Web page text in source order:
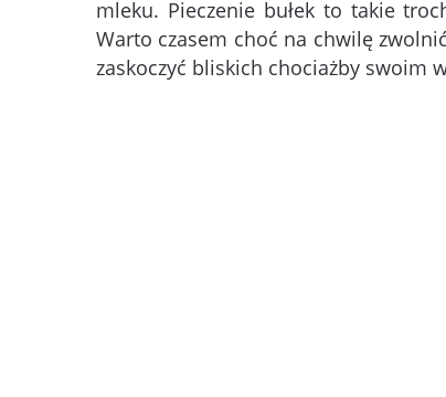
mleku. Pieczenie bułek to takie
Warto czasem choć na chwilę
zaskoczyć bliskich chociażby swoim